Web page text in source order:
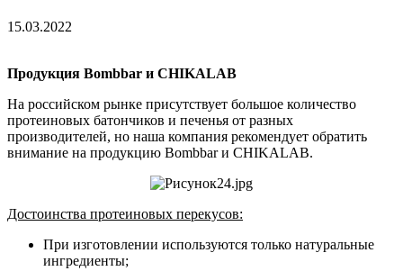
15.03.2022
Продукция Bombbar и CHIKALAB
На российском рынке присутствует большое количество
протеиновых батончиков и печенья от разных
производителей, но наша компания рекомендует обратить
внимание на продукцию Bombbar и CHIKALAB.
Достоинства протеиновых перекусов:
При изготовлении используются только натуральные
ингредиенты;